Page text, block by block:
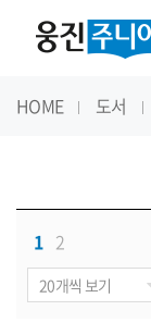
HOME 도서
1 2